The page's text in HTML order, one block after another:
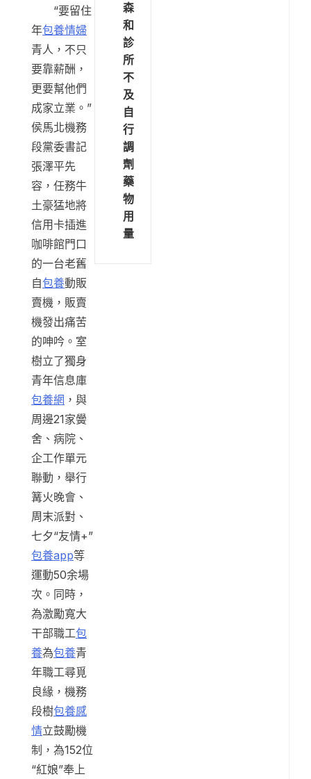
“要留住
年包養情婦
青人，不只
要靠薪酬，
更要幫他們
成家立業。”
侯馬北機務
段黨委書記
張澤平先
容，任務牛
土豪猛地將
信用卡插進
咖啡館門口
的一台老舊
自包養動販
賣機，販賣
機發出痛苦
的呻吟。室
樹立了獨身
青年信息庫
包養網 ，與
周邊21家黌
舍、病院、
企工作單元
聯動，舉行
篝火晚會、
周末派對、
七夕“友情+”
包養app等
運動50余場
次。同時，
為激勵寬大
干部職工包
養為包養青
年職工尋覓
良緣，機務
段樹包養感
情立鼓勵機
制，為152位
“紅娘”奉上
森
和
診
所
不
及
自
行
調
劑
藥
物
用
量